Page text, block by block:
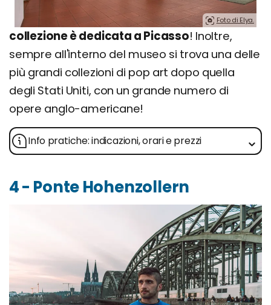
Foto di Elya.
collezione è dedicata a Picasso! Inoltre,
sempre all'interno del museo si trova una delle
più grandi collezioni di pop art dopo quella
degli Stati Uniti, con un grande numero di
opere anglo-americane!
Info pratiche: indicazioni, orari e prezzi
4 - Ponte Hohenzollern